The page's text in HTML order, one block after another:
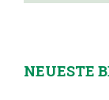
NEUESTE